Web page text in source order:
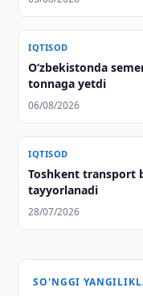
IQTISOD
O‘zbekistonda
tonnaga yetdi
06/08/2026
IQTISOD
Toshkent transport
tayyorlanadi
28/07/2026
SO'NGGI